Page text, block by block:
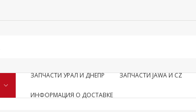
ЗАПЧАСТИ УРАЛ И ДНЕПР ЗАПЧАСТИ JAWA И CZ
ИНФОРМАЦИЯ О ДОСТАВКЕ